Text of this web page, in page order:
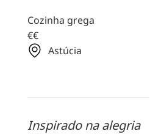
Cozinha grega
€€
Astúcia
Inspirado na alegria